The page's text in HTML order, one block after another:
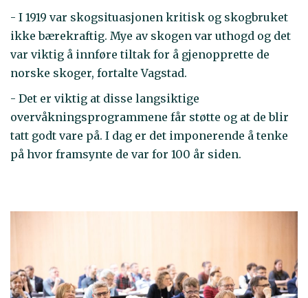
- I 1919 var skogsituasjonen kritisk og skogbruket
ikke bærekraftig. Mye av skogen var uthogd og det
var viktig å innføre tiltak for å gjenopprette de
norske skoger, fortalte Vagstad.
- Det er viktig at disse langsiktige
overvåkningsprogrammene får støtte og at de blir
tatt godt vare på. I dag er det imponerende å tenke
på hvor framsynte de var for 100 år siden.